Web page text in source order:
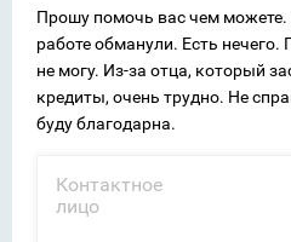
Прошу помочь вас чем можете.
работе обманули. Есть
не могу. Из-за отца, который
кредиты, очень трудно. Не
буду благодарна.
Контактное
лицо